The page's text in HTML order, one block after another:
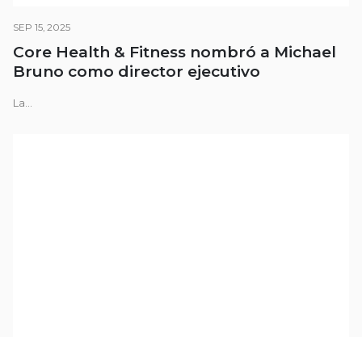
SEP 15, 2025
Core Health & Fitness nombró a Michael
Bruno como director ejecutivo
La...